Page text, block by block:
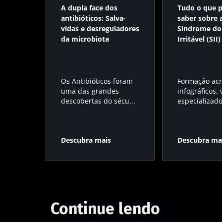
A dupla face dos
antibióticos: Salva-
vidas e desreguladores
da microbiota
Os Antibióticos foram
uma das grandes
descobertas do sécu...
Descubra mais
Tudo o que
saber sobre
Síndrome
Irritável (SII)
Formação
infográficos,
Descubra
Continue lendo